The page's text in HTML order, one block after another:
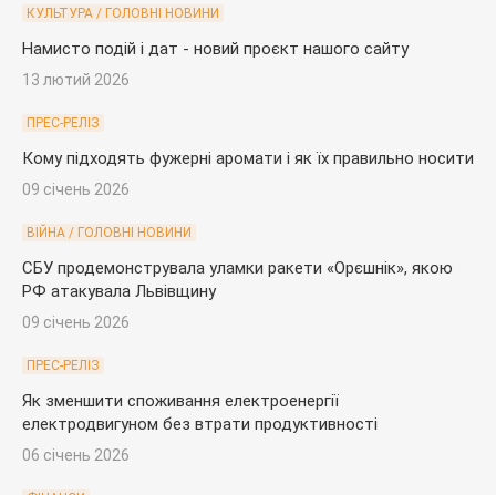
КУЛЬТУРА / ГОЛОВНІ НОВИНИ
Намисто подій і дат - новий проєкт нашого сайту
13 лютий 2026
ПРЕС-РЕЛІЗ
Кому підходять фужерні аромати і як їх правильно носити
09 січень 2026
ВІЙНА / ГОЛОВНІ НОВИНИ
СБУ продемонструвала уламки ракети «Орєшнік», якою
РФ атакувала Львівщину
09 січень 2026
ПРЕС-РЕЛІЗ
Як зменшити споживання електроенергії
електродвигуном без втрати продуктивності
06 січень 2026